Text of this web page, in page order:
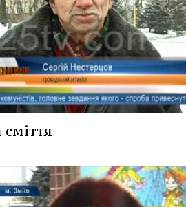
сміття